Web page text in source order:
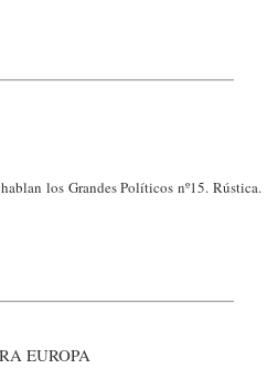
los Grandes Políticos nº15. Rústica.
EUROPA